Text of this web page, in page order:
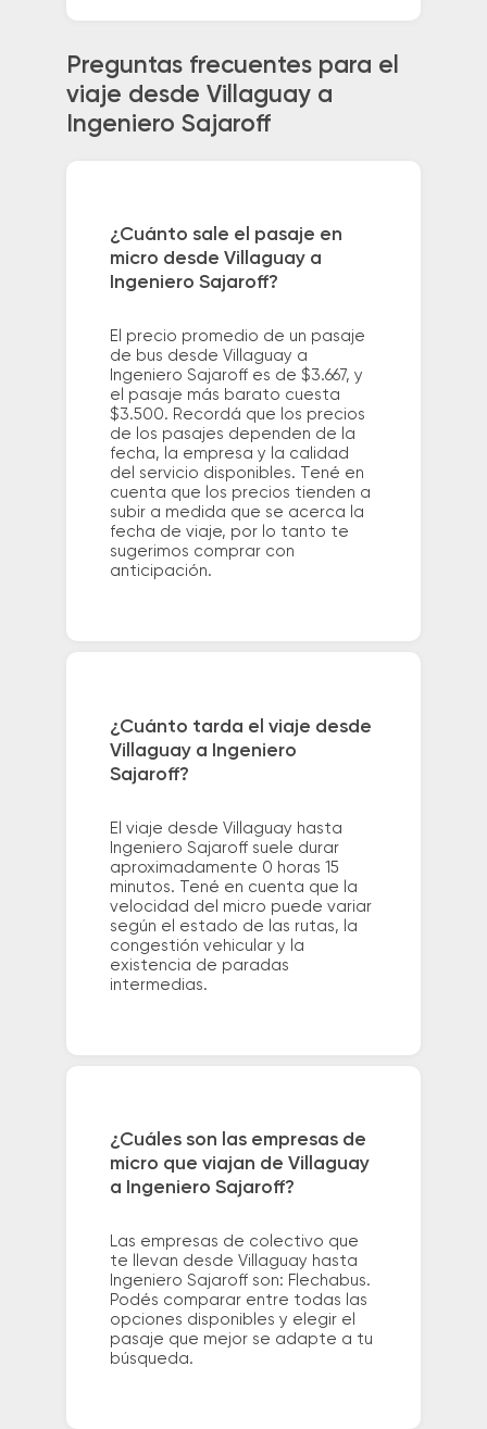
Preguntas frecuentes para el
viaje desde Villaguay a
Ingeniero Sajaroff
¿Cuánto sale el pasaje en
micro desde Villaguay a
Ingeniero Sajaroff?
El precio promedio de un pasaje
de bus desde Villaguay a
Ingeniero Sajaroff es de $3.667, y
el pasaje más barato cuesta
$3.500. Recordá que los precios
de los pasajes dependen de la
fecha, la empresa y la calidad
del servicio disponibles. Tené en
cuenta que los precios tienden a
subir a medida que se acerca la
fecha de viaje, por lo tanto te
sugerimos comprar con
anticipación.
¿Cuánto tarda el viaje desde
Villaguay a Ingeniero
Sajaroff?
El viaje desde Villaguay hasta
Ingeniero Sajaroff suele durar
aproximadamente 0 horas 15
minutos. Tené en cuenta que la
velocidad del micro puede variar
según el estado de las rutas, la
congestión vehicular y la
existencia de paradas
intermedias.
¿Cuáles son las empresas de
micro que viajan de Villaguay
a Ingeniero Sajaroff?
Las empresas de colectivo que
te llevan desde Villaguay hasta
Ingeniero Sajaroff son: Flechabus.
Podés comparar entre todas las
opciones disponibles y elegir el
pasaje que mejor se adapte a tu
búsqueda.